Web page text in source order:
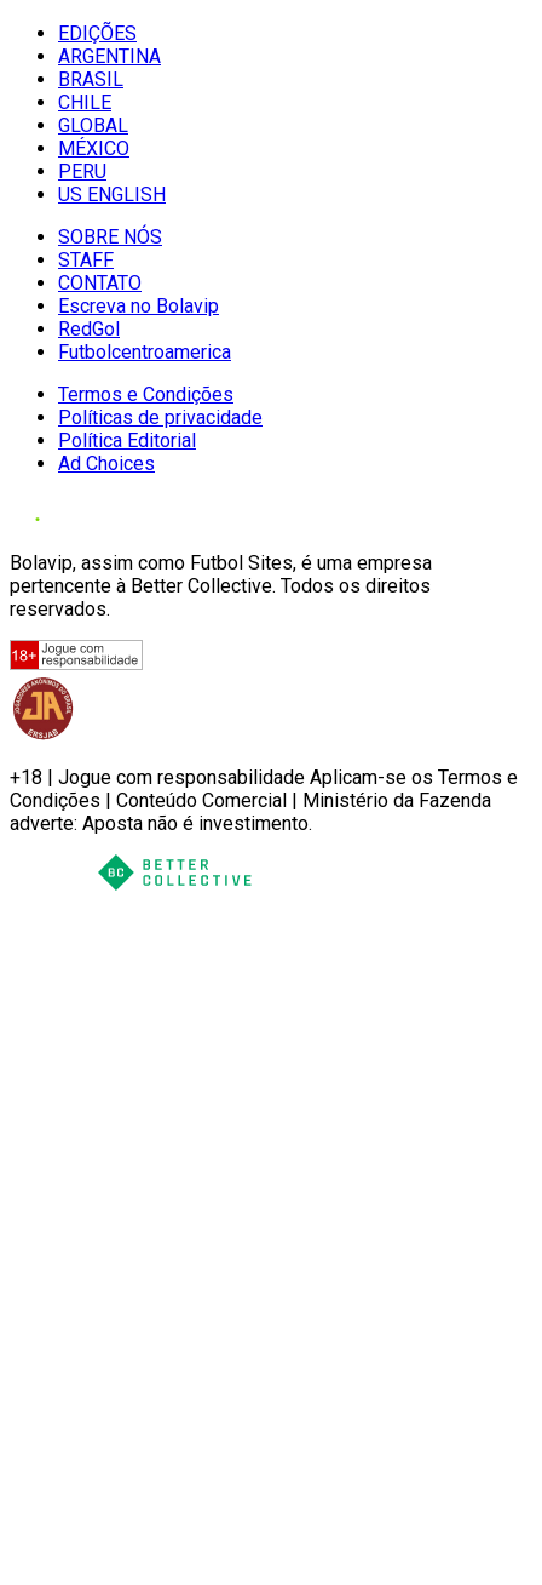
EDIÇÕES
ARGENTINA
BRASIL
CHILE
GLOBAL
MÉXICO
PERU
US ENGLISH
SOBRE NÓS
STAFF
CONTATO
Escreva no Bolavip
RedGol
Futbolcentroamerica
Termos e Condições
Políticas de privacidade
Política Editorial
Ad Choices
Bolavip, assim como Futbol Sites, é uma empresa
pertencente à Better Collective. Todos os direitos
reservados.
+18 | Jogue com responsabilidade Aplicam-se os Termos e
Condições | Conteúdo Comercial | Ministério da Fazenda
adverte: Aposta não é investimento.